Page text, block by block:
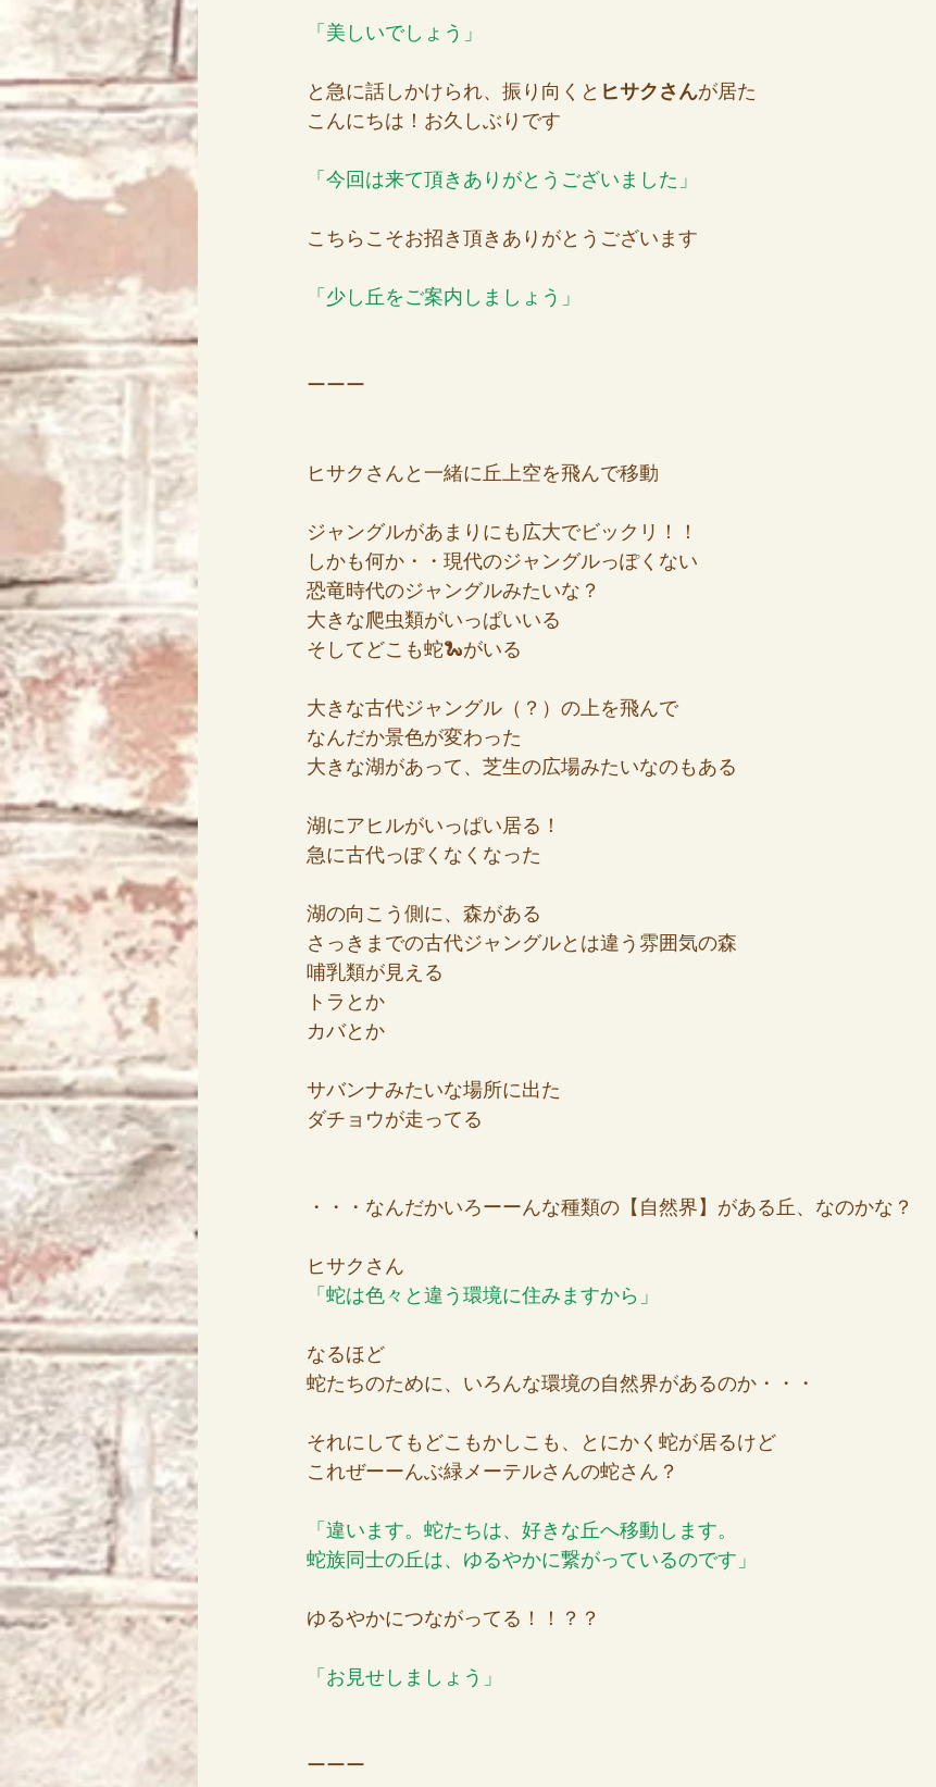
「美しいでしょう」
と急に話しかけられ、振り向くと ヒサクさんが居た
こんにちは！お久しぶりです
「今回は来て頂きありがとうございました」
こちらこそお招き頂きありがとうございます
「少し丘をご案内しましょう」
ーーー
ヒサクさんと一緒に丘上空を飛んで移動
ジャングルがあまりにも広大でビックリ！！
しかも何か・・現代のジャングルっぽくない
恐竜時代のジャングルみたいな？
大きな爬虫類がいっぱいいる
そしてどこも蛇🐍がいる
大きな古代ジャングル（？）の上を飛んで
なんだか景色が変わった
大きな湖があって、芝生の広場みたいなのもある
湖にアヒルがいっぱい居る！
急に古代っぽくなくなった
湖の向こう側に、森がある
さっきまでの古代ジャングルとは違う雰囲気の森
哺乳類が見える
トラとか
カバとか
サバンナみたいな場所に出た
ダチョウが走ってる
・・・なんだかいろーーんな種類の【自然界】がある丘、なのかな？
ヒサクさん
「蛇は色々と違う環境に住みますから」
なるほど
蛇たちのために、いろんな環境の自然界があるのか・・・
それにしてもどこもかしこも、とにかく蛇が居るけど
これぜーーんぶ緑メーテルさんの蛇さん？
「違います。蛇たちは、好きな丘へ移動します。
蛇族同士の丘は、ゆるやかに繋がっているのです」
ゆるやかにつながってる！！？？
「お見せしましょう」
ーーー